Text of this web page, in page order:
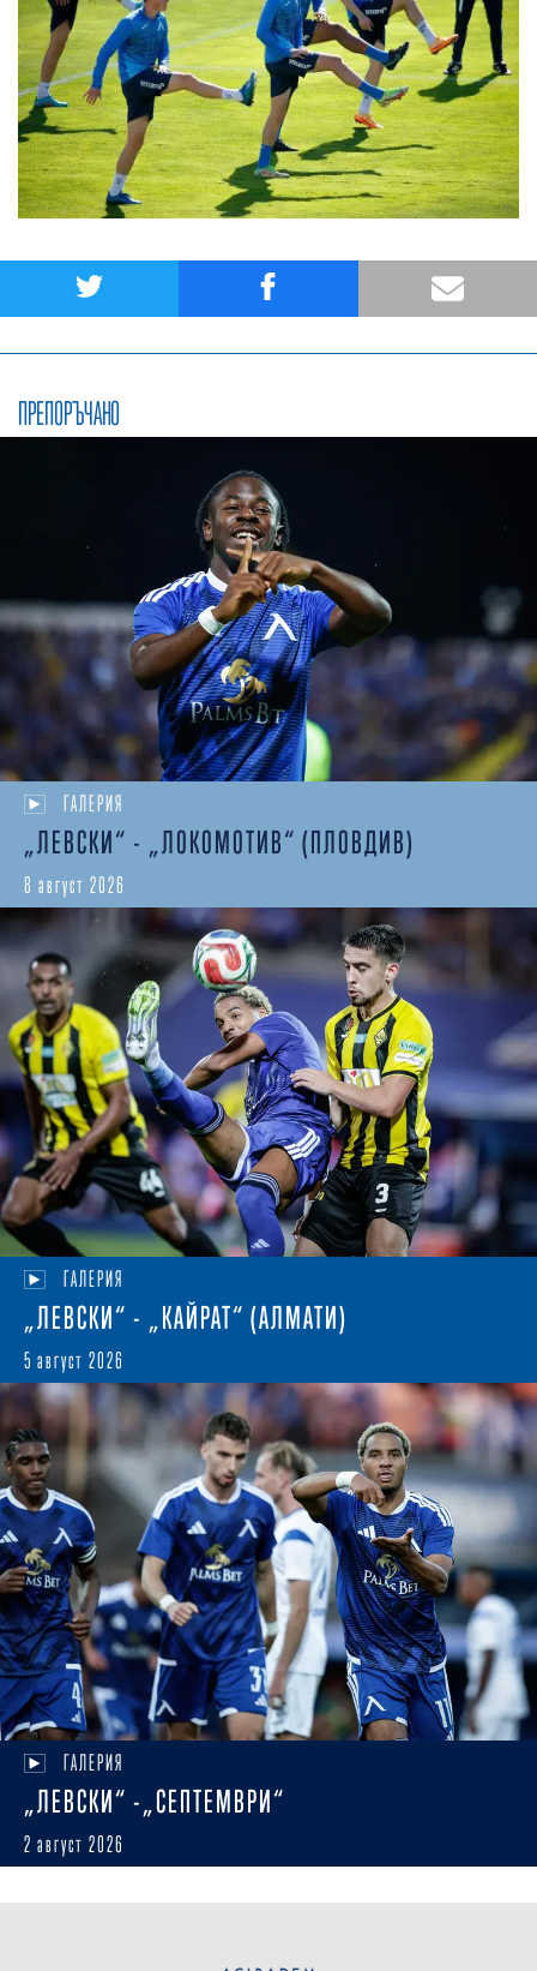
ПРЕПОРЪЧАНО
ГАЛЕРИЯ
„ЛЕВСКИ“ - „ЛОКОМОТИВ“ (ПЛОВДИВ)
8 август 2026
ГАЛЕРИЯ
„ЛЕВСКИ“ - „КАЙРАТ“ (АЛМАТИ)
5 август 2026
ГАЛЕРИЯ
„ЛЕВСКИ“ -„СЕПТЕМВРИ“
2 август 2026